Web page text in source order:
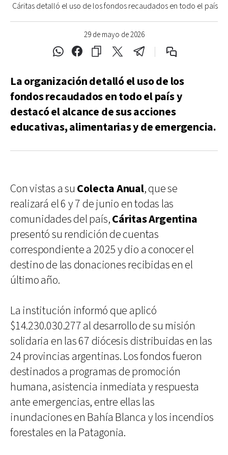
29 de mayo de 2026
Cáritas detalló el uso de los fondos recaudados en todo el país
La organización detalló el uso de los
fondos recaudados en todo el país y
destacó el alcance de sus acciones
educativas, alimentarias y de emergencia.
Con vistas a su Colecta Anual, que se
realizará el 6 y 7 de junio en todas las
comunidades del país,Cáritas Argentina
presentó su rendición de cuentas
correspondiente a 2025 y dio a conocer el
destino de las donaciones recibidas en el
último año.
La institución informó que aplicó
$14.230.030.277 al desarrollo de su misión
solidaria en las 67 diócesis distribuidas en las
24 provincias argentinas. Los fondos fueron
destinados a programas de promoción
humana, asistencia inmediata y respuesta
ante emergencias, entre ellas las
inundaciones en Bahía Blanca y los incendios
forestales en la Patagonia.